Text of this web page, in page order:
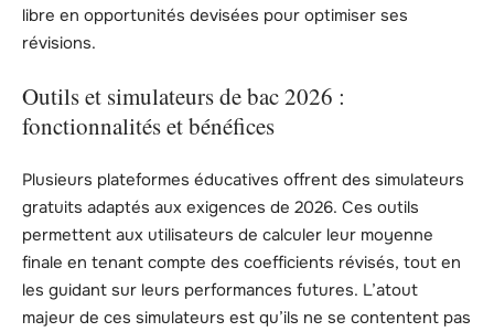
libre en opportunités devisées pour optimiser ses
révisions.
Outils et simulateurs de bac 2026 :
fonctionnalités et bénéfices
Plusieurs plateformes éducatives offrent des simulateurs
gratuits adaptés aux exigences de 2026. Ces outils
permettent aux utilisateurs de calculer leur moyenne
finale en tenant compte des coefficients révisés, tout en
les guidant sur leurs performances futures. L’atout
majeur de ces simulateurs est qu’ils ne se contentent pas